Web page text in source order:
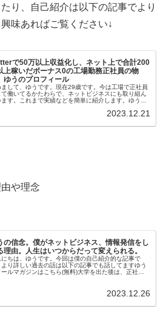
り、自己紹介は以下の記事でより
味あればご覧ください↓
で50万以上収益化し、ネット上で合計200
上稼いだボーナス0の工場勤務正社員の物
ゆうのプロフィール
まして、ゆうです。現在29歳です。今は工場で正社員
て働いてるかたわらで、ネットビジネスにも取り組ん
ます。これまで実績などを簡単に紹介します。ゆうの
2023.12.21
や理念
の信念。僕がネットビジネス、情報発信をし
理由。人生はいつからだって変えられる。
にちは、ゆうです。今回は僕の自己紹介的な記事で
より詳しい過去の話は以下の記事でも話してますゆう
ールマガジンはこちら(無料)大学を出た後は、正社員
2023.12.26